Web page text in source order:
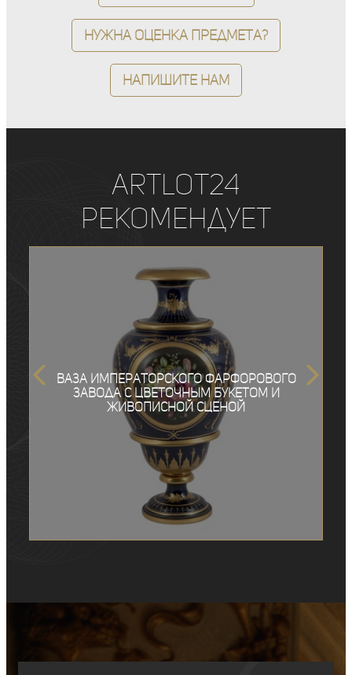
Нужна оценка предмета?
Напишите нам
ArtLot24
рекомендует
Ваза Императорского фарфорового
завода с цветочным букетом и
живописной сценой